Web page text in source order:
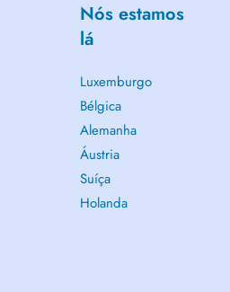
Nós estamos
lá
Luxemburgo
Bélgica
Alemanha
Áustria
Suíça
Holanda